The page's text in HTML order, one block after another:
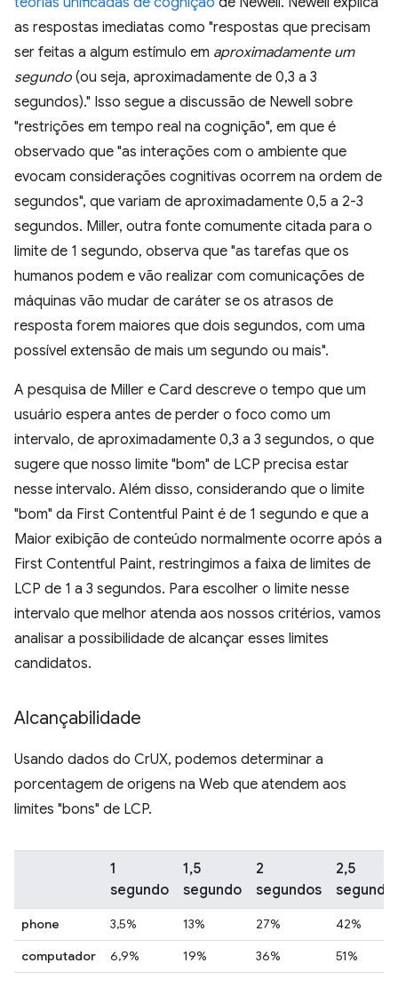
as respostas imediatas como "respostas que precisam
ser feitas a algum estímulo em aproximadamente um
segundo (ou seja, aproximadamente de 0,3 a 3
segundos)." Isso segue a discussão de Newell sobre
"restrições em tempo real na cognição", em que é
observado que "as interações com o ambiente que
evocam considerações cognitivas ocorrem na ordem de
segundos", que variam de aproximadamente 0,5 a 2-3
segundos. Miller, outra fonte comumente citada para o
limite de 1 segundo, observa que "as tarefas que os
humanos podem e vão realizar com comunicações de
máquinas vão mudar de caráter se os atrasos de
resposta forem maiores que dois segundos, com uma
possível extensão de mais um segundo ou mais".
A pesquisa de Miller e Card descreve o tempo que um
usuário espera antes de perder o foco como um
intervalo, de aproximadamente 0,3 a 3 segundos, o que
sugere que nosso limite "bom" de LCP precisa estar
nesse intervalo. Além disso, considerando que o limite
"bom" da First Contentful Paint é de 1 segundo e que a
Maior exibição de conteúdo normalmente ocorre após a
First Contentful Paint, restringimos a faixa de limites de
LCP de 1 a 3 segundos. Para escolher o limite nesse
intervalo que melhor atenda aos nossos critérios, vamos
analisar a possibilidade de alcançar esses limites
candidatos.
Alcançabilidade
Usando dados do CrUX, podemos determinar a
porcentagem de origens na Web que atendem aos
limites "bons" de LCP.
1
segundo
1,5
segundo
2
segundos
2,5
phone 3,5% 13% 27%
42%
computador
6,9% 19% 36% 51%